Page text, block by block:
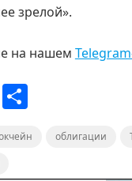
зрелой».
на нашем
m
О
п
р
облигации